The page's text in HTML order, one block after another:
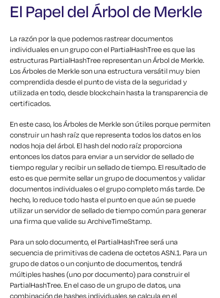
El Papel del Árbol de Merkle
La razón por la que podemos rastrear documentos
individuales en un grupo con el PartialHashTree es que las
estructuras PartialHashTree representan un Árbol de Merkle.
Los Árboles de Merkle son una estructura versátil muy bien
comprendida desde el punto de vista de la seguridad y
utilizada en todo, desde blockchain hasta la transparencia de
certificados.
En este caso, los Árboles de Merkle son útiles porque permiten
construir un hash raíz que representa todos los datos en los
nodos hoja del árbol. El hash del nodo raíz proporciona
entonces los datos para enviar a un servidor de sellado de
tiempo regular y recibir un sellado de tiempo. El resultado de
esto es que permite sellar un grupo de documentos y validar
documentos individuales o el grupo completo más tarde. De
hecho, lo reduce todo hasta el punto en que aún se puede
utilizar un servidor de sellado de tiempo común para generar
una firma que valide su ArchiveTimeStamp.
Para un solo documento, el PartialHashTree será una
secuencia de primitivas de cadena de octetos ASN.1. Para un
grupo de datos o un conjunto de documentos, tendrá
múltiples hashes (uno por documento) para construir el
PartialHashTree. En el caso de un grupo de datos, una
combinación de hashes individuales se calcula en el